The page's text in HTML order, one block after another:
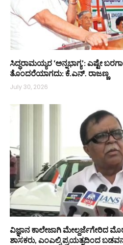
ಸಿದ್ಧರಾಮಯ್ಯರ ‘ಅನ್ನಭಾಗ್ಯ’: ಎಷ್ಟೇ
ತೊಂದರೆಯಾಗದು: ಕೆ.ಎನ್. ರಾಜಣ್ಣ
July 30, 2026
ವಿಜ್ಞಾನ ಕಾಲೇಜಾಗಿ ಮೇಲ್ದರ್ಜೆಗೇರಿದ
ಶಾಸಕರು, ಎಂಎಲ್ಸಿ ಪ್ರಯತ್ನದಿಂದ